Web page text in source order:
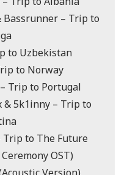
Bassrunner – Trip to
to Uzbekistan
to Norway
– Trip to Portugal
& 5k1inny – Trip to
Trip to The Future
OST)